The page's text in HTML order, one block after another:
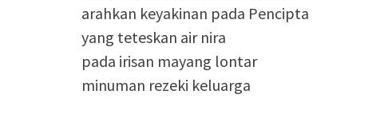
arahkan keyakinan pada Pencipta
yang teteskan air nira
pada irisan mayang lontar
minuman rezeki keluarga